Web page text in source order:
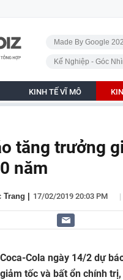
chủ
Made By Google
Kế Nghiệp - Góc
KINH TẾ VĨ MÔ
tăng trưởng
năm
Trang 17/02/2019 20:03 PM |
Coca-Cola ngày 14/2 dự
giảm tốc và bất ổn chính